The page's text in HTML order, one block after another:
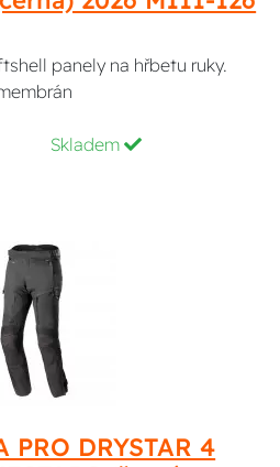
panely na hřbetu ruky.
Skladem
PRO DRYSTAR 4